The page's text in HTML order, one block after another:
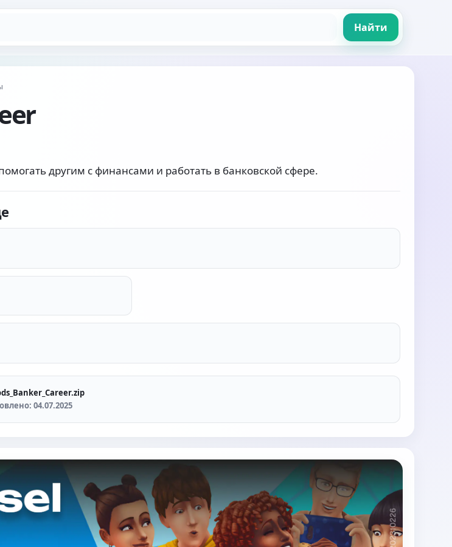
Найти
другим с финансами и работать в банковской сфере.
04.07.2025